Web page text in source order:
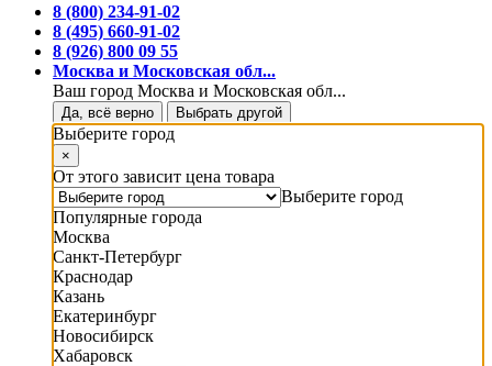
8 (800) 234-91-02
8 (495) 660-91-02
8 (926) 800 09 55
Москва и Московская обл...
Ваш город Москва и Московская обл...
Да, всё верно Выбрать другой
Выберите город
×
От этого зависит цена товара
Выберите город
Популярные города
Москва
Санкт-Петербург
Краснодар
Казань
Екатеринбург
Новосибирск
Хабаровск